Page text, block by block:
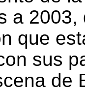
a
que
sus
de